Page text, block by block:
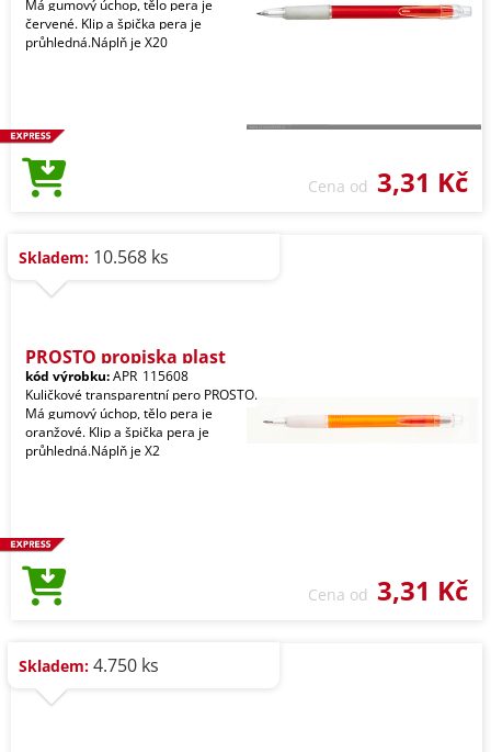
Má gumový úchop, tělo pera je
červené. Klip a špička pera je
průhledná.Náplň je X20
Cena od 3,31 Kč
Skladem: 10.568 ks
PROSTO propiska plast
kód výrobku:APR_115608
Kuličkové transparentní pero PROSTO.
Má gumový úchop, tělo pera je
oranžové. Klip a špička pera je
průhledná.Náplň je X2
Cena od 3,31 Kč
Skladem: 4.750 ks